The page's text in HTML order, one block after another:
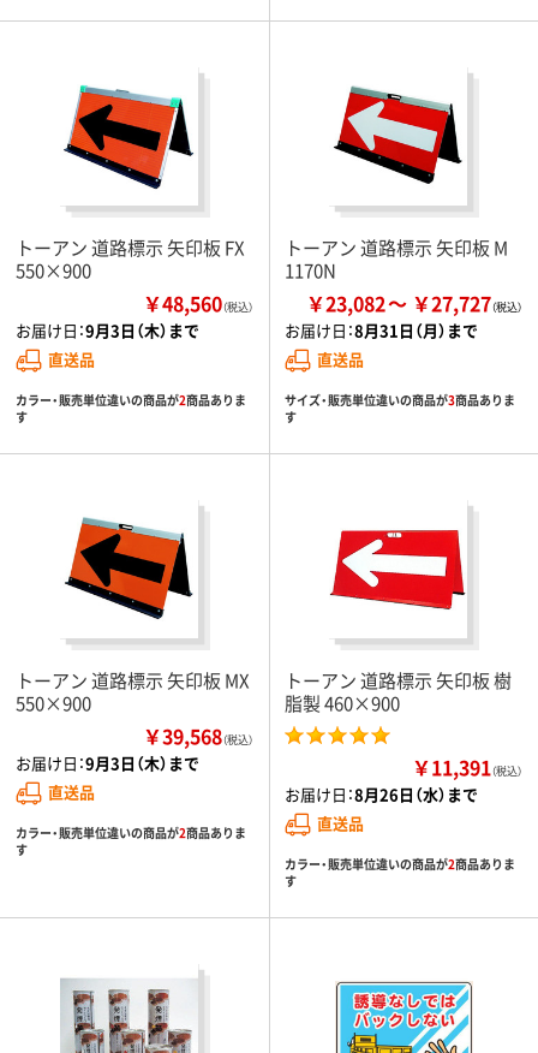
トーアン 道路標示 矢印板 FX
550×900
￥48,560（税込）
お届け日：9月3日（木）まで
直送品
カラー・販売単位違いの商品が2商品ありま
す
トーアン 道路標示 矢印板 M
1170N
￥23,082 ￥27,727
お届け日：8月31日（月）まで
直送品
サイズ・販売単位違いの商品が3商品ありま
す
トーアン 道路標示 矢印板 MX
550×900
￥39,568（税込）
お届け日：9月3日（木）まで
直送品
カラー・販売単位違いの商品が2商品ありま
す
トーアン 道路標示 矢印板 樹
脂製 460×900
￥11,391（税込）
お届け日：8月26日（水）まで
直送品
カラー・販売単位違いの商品が2商品ありま
す